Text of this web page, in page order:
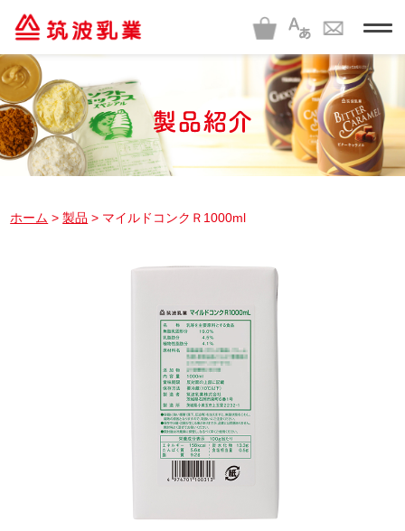
t
o
e
n
a
v
i
g
a
ホーム >製品 > マイルドコンクＲ1000ml